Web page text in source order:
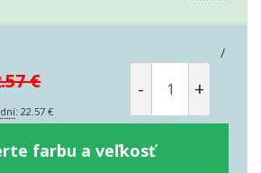
/
€
: 22.57 €
- +
farbu a veľkosť